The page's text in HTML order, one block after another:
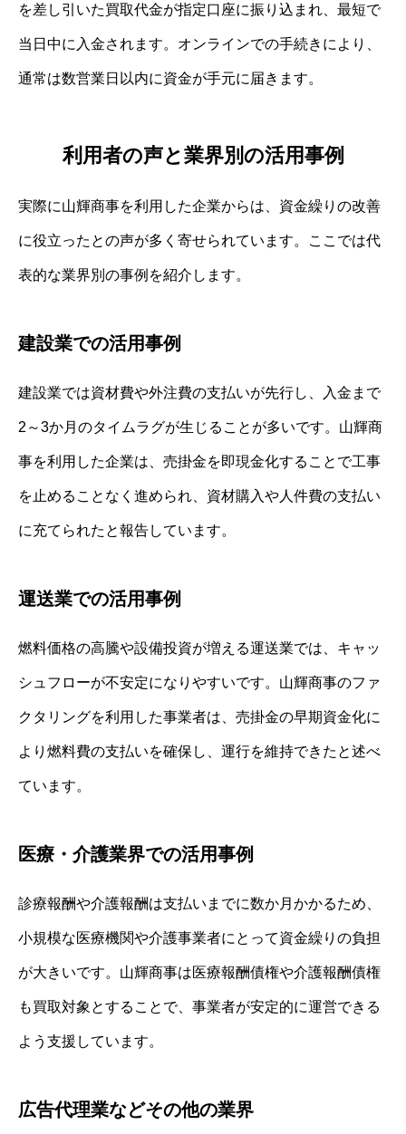
を差し引いた買取代金が指定口座に振り込まれ、最短で
当日中に入金されます。オンラインでの手続きにより、
通常は数営業日以内に資金が手元に届きます。
利用者の声と業界別の活用事例
実際に山輝商事を利用した企業からは、資金繰りの改善
に役立ったとの声が多く寄せられています。ここでは代
表的な業界別の事例を紹介します。
建設業での活用事例
建設業では資材費や外注費の支払いが先行し、入金まで
2～3か月のタイムラグが生じることが多いです。山輝商
事を利用した企業は、売掛金を即現金化することで工事
を止めることなく進められ、資材購入や人件費の支払い
に充てられたと報告しています。
運送業での活用事例
燃料価格の高騰や設備投資が増える運送業では、キャッ
シュフローが不安定になりやすいです。山輝商事のファ
クタリングを利用した事業者は、売掛金の早期資金化に
より燃料費の支払いを確保し、運行を維持できたと述べ
ています。
医療・介護業界での活用事例
診療報酬や介護報酬は支払いまでに数か月かかるため、
小規模な医療機関や介護事業者にとって資金繰りの負担
が大きいです。山輝商事は医療報酬債権や介護報酬債権
も買取対象とすることで、事業者が安定的に運営できる
よう支援しています。
広告代理業などその他の業界